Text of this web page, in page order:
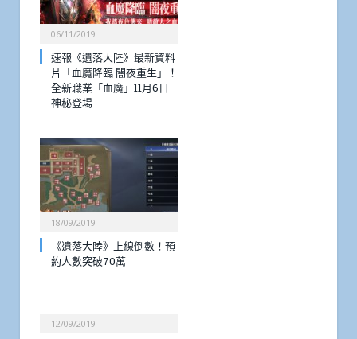
06/11/2019
速報《遺落大陸》最新資料
片「血魔降臨 闇夜重生」！
全新職業「血魔」11月6日
神秘登場
18/09/2019
《遺落大陸》上線倒數！預
約人數突破70萬
12/09/2019